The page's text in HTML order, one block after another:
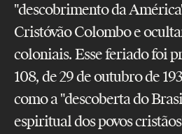
"descobrimento da
Cristóvão Colombo e
coloniais. Esse feriado foi
108, de 29 de outubro de
como a "descoberta do
espiritual dos povos